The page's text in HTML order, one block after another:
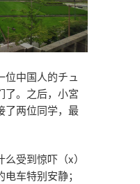
位中国人的チュ
了。之后，小宮
了两位同学，最
受到惊吓（x）
车特别安静；